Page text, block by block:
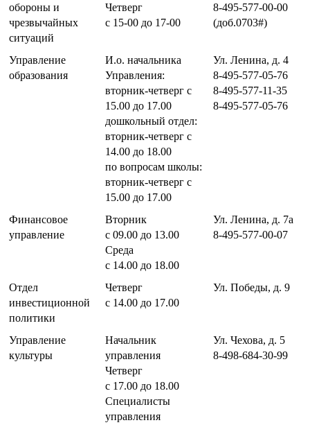
обороны и
чрезвычайных
ситуаций
Четверг
с 15-00 до 17-00
8-495-577-00-00
(доб.0703#)
Управление
образования
И.о. начальника
Управления:
вторник-четверг с
15.00 до 17.00
дошкольный отдел:
вторник-четверг с
14.00 до 18.00
по вопросам школы:
вторник-четверг с
15.00 до 17.00
Ул. Ленина, д. 4
8-495-577-05-76
8-495-577-11-35
8-495-577-05-76
Финансовое
управление
Вторник
с 09.00 до 13.00
Среда
с 14.00 до 18.00
Ул. Ленина, д. 7а
8-495-577-00-07
Отдел
инвестиционной
политики
Четверг
с 14.00 до 17.00
Ул. Победы, д. 9
Управление
культуры
Начальник
управления
Четверг
с 17.00 до 18.00
Специалисты
управления
Ул. Чехова, д. 5
8-498-684-30-99